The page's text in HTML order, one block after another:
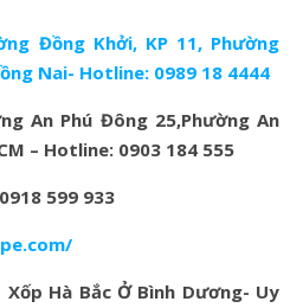
Đồng Khởi, KP 11, Phường
Nai- Hotline: 0989 18 4444
An Phú Đông 25,Phường An
– Hotline: 0903 184 555
599 933
Hà Bắc Ở Bình Dương- Uy